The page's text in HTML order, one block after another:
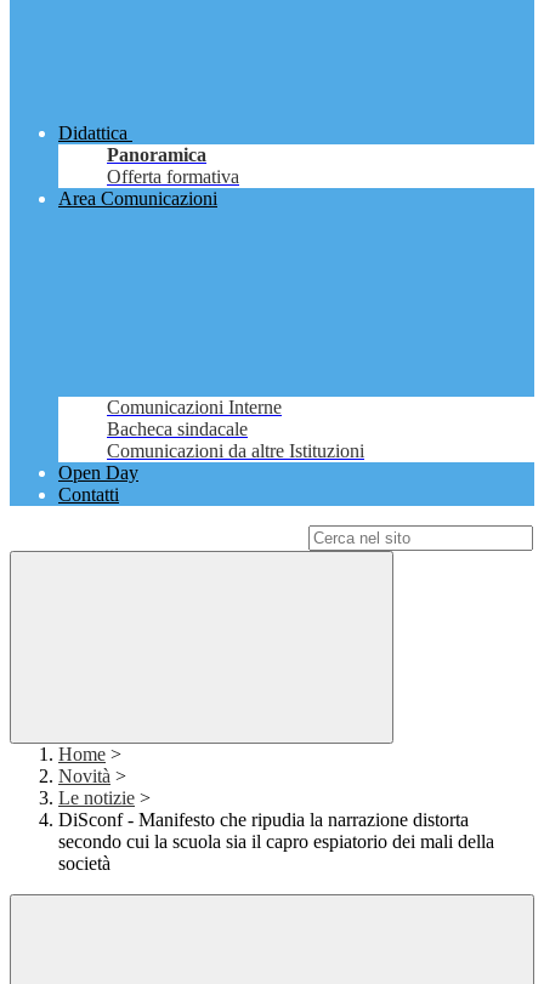
Didattica
Panoramica
Offerta formativa
Area Comunicazioni
Comunicazioni Interne
Bacheca sindacale
Comunicazioni da altre Istituzioni
Open Day
Contatti
Home >
Novità >
Le notizie >
DiSconf - Manifesto che ripudia la narrazione distorta
secondo cui la scuola sia il capro espiatorio dei mali della
società